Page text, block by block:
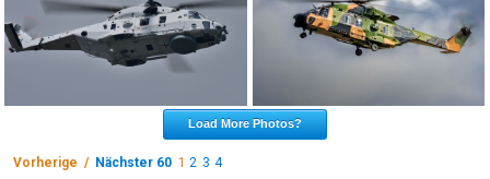
Load More Photos?
Vorherige / Nächster 60 12 3 4